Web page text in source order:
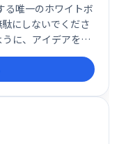
る唯一のホワイトボ
にしないでくださ
に、アイデアを視
。BeeCanvasは、
ムレスに統合でき